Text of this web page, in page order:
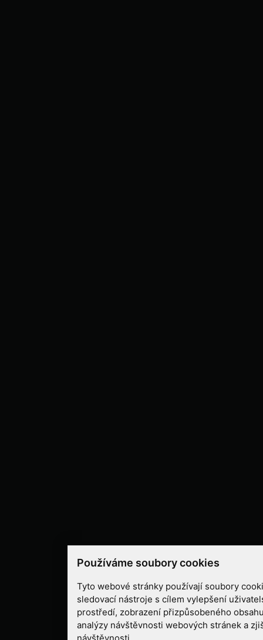
Používáme soubory cookies
Tyto webové stránky používají soubory
sledovací nástroje s cílem vylepšení
prostředí, zobrazení přizpůsobeného
analýzy návštěvnosti webových stránek a